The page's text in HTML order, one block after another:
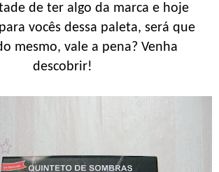
de ter algo da marca e hoje
vocês dessa paleta, será que
mesmo, vale a pena? Venha
descobrir!